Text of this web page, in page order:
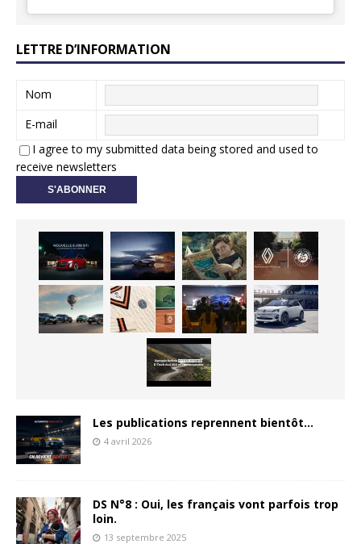
LETTRE D’INFORMATION
Nom
E-mail
I agree to my submitted data being stored and used to
receive newsletters
Les publications reprennent bientôt…
4 avril 2026
DS N°8 : Oui, les français vont parfois trop
loin.
13 septembre 2025